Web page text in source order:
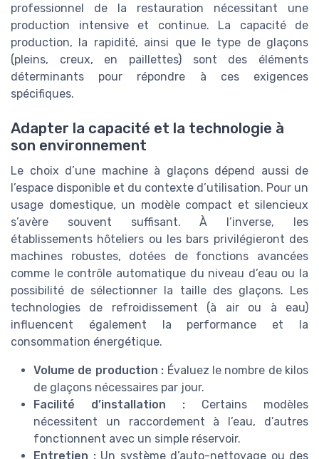
professionnel de la restauration nécessitant une
production intensive et continue. La capacité de
production, la rapidité, ainsi que le type de glaçons
(pleins, creux, en paillettes) sont des éléments
déterminants pour répondre à ces exigences
spécifiques.
Adapter la capacité et la technologie à
son environnement
Le choix d’une machine à glaçons dépend aussi de
l’espace disponible et du contexte d’utilisation. Pour un
usage domestique, un modèle compact et silencieux
s’avère souvent suffisant. À l’inverse, les
établissements hôteliers ou les bars privilégieront des
machines robustes, dotées de fonctions avancées
comme le contrôle automatique du niveau d’eau ou la
possibilité de sélectionner la taille des glaçons. Les
technologies de refroidissement (à air ou à eau)
influencent également la performance et la
consommation énergétique.
Volume de production : Évaluez le nombre de kilos
de glaçons nécessaires par jour.
Facilité d’installation : Certains modèles
nécessitent un raccordement à l’eau, d’autres
fonctionnent avec un simple réservoir.
Entretien :Un système d’auto-nettoyage ou des